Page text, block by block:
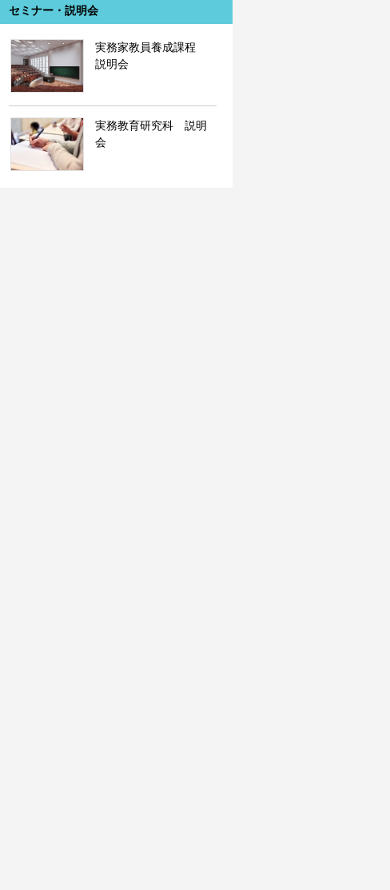
セミナー・説明会
実務家教員養成課程
説明会
実務教育研究科 説明
会